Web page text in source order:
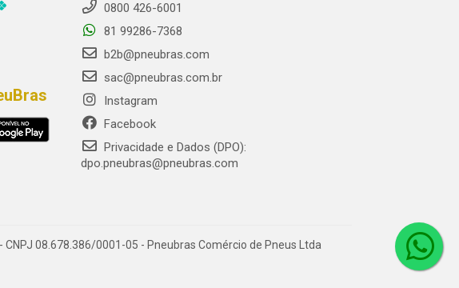
0800 426-6001
81 99286-7368
b2b@pneubras.com
sac@pneubras.com.br
Instagram
Facebook
Privacidade e Dados (DPO):
dpo.pneubras@pneubras.com
08.678.386/0001-05 - Pneubras Comércio de Pneus Ltda